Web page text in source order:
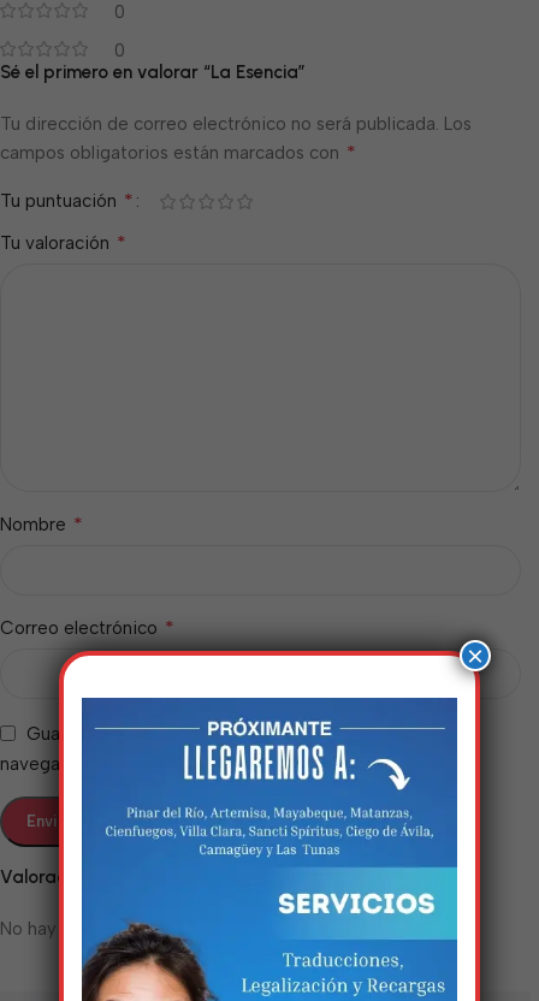
0
0
Valoraciones
No hay valoraciones aún.
Sé el primero en valorar “La Esencia”
Tu dirección de correo electrónico no será publicada. Los
campos obligatorios están marcados con *
Tu puntuación *
Tu valoración *
Nombre *
Correo electrónico *
Guarda mi nombre, correo electrónico y web en este
navegador para la próxima vez que comente.
×
Estamos trabalhando
nisso!
Em breve, esta página estará
disponível com novidades